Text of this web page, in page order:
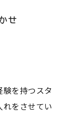
せ
を持つスタ
をさせてい